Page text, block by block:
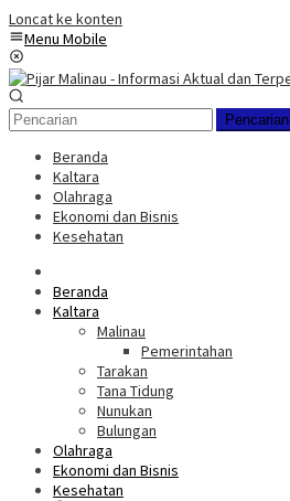
Loncat ke konten
Menu Mobile
Pencarian
Beranda
Kaltara
Olahraga
Ekonomi dan Bisnis
Kesehatan
Beranda
Kaltara
Malinau
Pemerintahan
Tarakan
Tana Tidung
Nunukan
Bulungan
Olahraga
Ekonomi dan Bisnis
Kesehatan